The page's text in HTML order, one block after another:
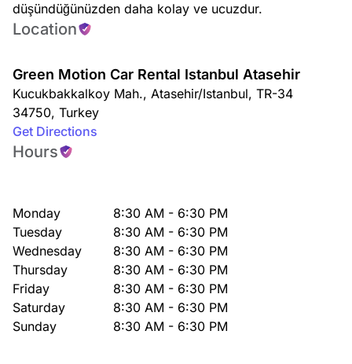
düşündüğünüzden daha kolay ve ucuzdur.
Location
Green Motion Car Rental Istanbul Atasehir
Kucukbakkalkoy Mah., Atasehir/Istanbul, TR-34
34750, Turkey
Get Directions
Hours
Monday
8:30 AM - 6:30 PM
Tuesday
8:30 AM - 6:30 PM
Wednesday
8:30 AM - 6:30 PM
Thursday
8:30 AM - 6:30 PM
Friday
8:30 AM - 6:30 PM
Saturday
8:30 AM - 6:30 PM
Sunday
8:30 AM - 6:30 PM